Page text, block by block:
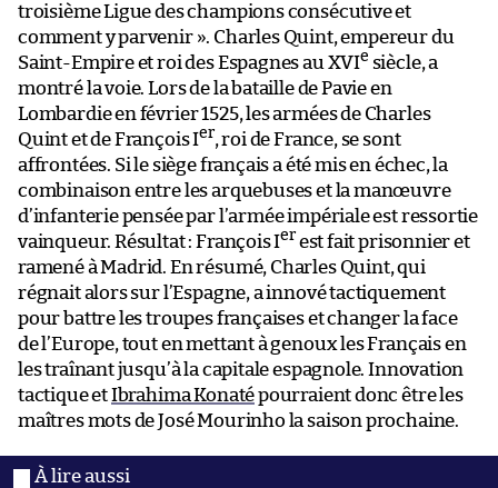
troisième Ligue des champions consécutive et
comment y parvenir ». Charles Quint, empereur du
Saint-Empire et roi des Espagnes au XVIe siècle, a
montré la voie. Lors de la bataille de Pavie en
Lombardie en février 1525, les armées de Charles
Quint et de François Ier, roi de France, se sont
affrontées. Si le siège français a été mis en échec, la
combinaison entre les arquebuses et la manœuvre
d’infanterie pensée par l’armée impériale est ressortie
vainqueur. Résultat : François Ier est fait prisonnier et
ramené à Madrid. En résumé, Charles Quint, qui
régnait alors sur l’Espagne, a innové tactiquement
pour battre les troupes françaises et changer la face
de l’Europe, tout en mettant à genoux les Français en
les traînant jusqu’à la capitale espagnole. Innovation
tactique etIbrahima Konatépourraient donc être les
maîtres mots de José Mourinho la saison prochaine.